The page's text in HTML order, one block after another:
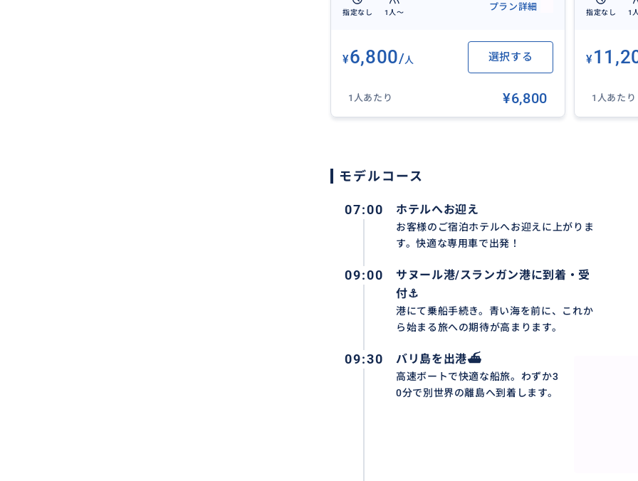
レンボンガン発 サヌール港着 ホテル到着予定
⑥便 12:30 13:00 15:00
⑦便 16:00 16:30 18:00
レンボンガン発 スランガン港着 ホテル到着予定
⑧便 16:10 16:40 18:30
お客様のホテルへ往復送迎。
お迎えホテルとお送りホテルは違ってもOK！また空港送迎
ホテル移動日を利用してツアーに参加。貴重な旅の時間を
※注意事項をご覧ください
07:00-07:30 ホテルへお迎え
08:30-09:00 サヌール港/スランガン港（バリ島）に到着
高速ボートで快適な30分間の船旅。
10:00 レンボンガン島に上陸
指定なし 1人〜
プラン詳細
¥6,800/人 選択する
1人あたり ¥6,800
指定なし 1
¥
1人あたり
モデルコース
07:00 ホテルへお迎え
お客様のご宿泊ホテルへお迎えに上がりま
す。快適な専用車で出発！
09:00
サヌール港/スランガン港に到着・受
付⚓
港にて乗船手続き。青い海を前に、これか
ら始まる旅への期待が高まります。
09:30 バリ島を出港⛴️
高速ボートで快適な船旅。わずか3
0分で別世界の離島へ到着します。